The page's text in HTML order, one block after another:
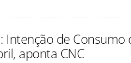
Intenção de Consumo
aponta CNC